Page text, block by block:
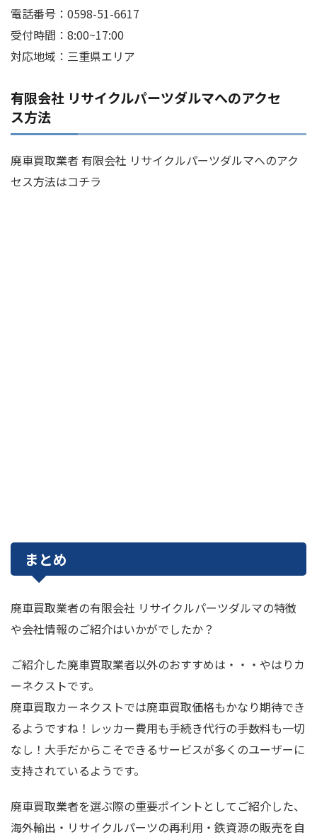
電話番号：0598-51-6617
受付時間：8:00~17:00
対応地域：三重県エリア
有限会社 リサイクルパーツダルマへのアクセ
ス方法
廃車買取業者 有限会社 リサイクルパーツダルマへのアク
セス方法はコチラ
まとめ
廃車買取業者の有限会社 リサイクルパーツダルマの特徴
や会社情報のご紹介はいかがでしたか？
ご紹介した廃車買取業者以外のおすすめは・・・やはりカ
ーネクストです。
廃車買取カーネクストでは廃車買取価格もかなり期待でき
るようですね！レッカー費用も手続き代行の手数料も一切
なし！大手だからこそできるサービスが多くのユーザーに
支持されているようです。
廃車買取業者を選ぶ際の重要ポイントとしてご紹介した、
海外輸出・リサイクルパーツの再利用・鉄資源の販売を自